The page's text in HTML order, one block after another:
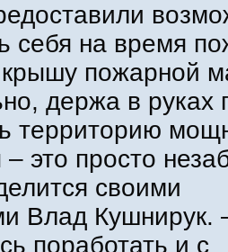
себя на время
крышу пожарной
держа в
территорию
– это просто
своими
Влад Кушнирук.
поработать и с